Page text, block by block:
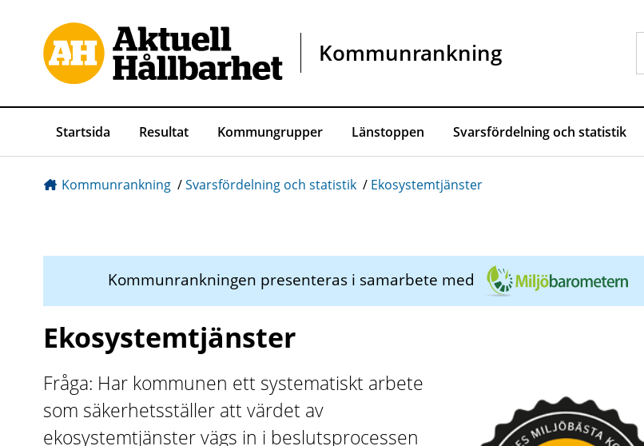
Kommunrankning
Startsida Resultat Kommungrupper Länstoppen Svarsfördelning och statistik
Kommunrankning /Svarsfördelning och statistik / Ekosystemtjänster
Kommunrankningen presenteras i samarbete med
Ekosystemtjänster
Fråga: Har kommunen ett systematiskt arbete
som säkerhetsställer att värdet av
ekosystemtjänster vägs in i beslutsprocessen